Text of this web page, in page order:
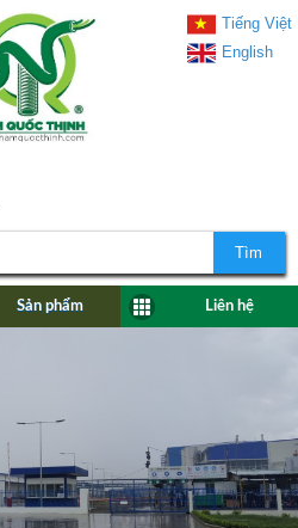
Tiếng Việt
English
Tìm
Sản phẩm Liên hệ